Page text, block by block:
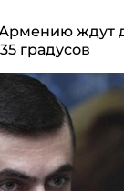
Армению ждут
градусов